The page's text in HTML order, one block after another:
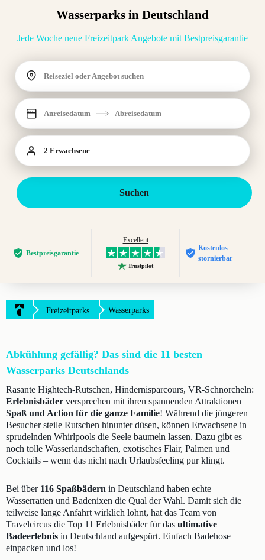
Wasserparks in Deutschland
Jede Woche neue Freizeitpark Angebote mit Bestpreisgarantie
Reiseziel oder Angebot suchen
Anreisedatum Abreisedatum
2 Erwachsene
Suchen
Bestpreis­garantie
Excellent
Trustpilot
Kostenlos
stornierbar
Freizeitparks Wasserparks
Abkühlung gefällig? Das sind die 11 besten
Wasserparks Deutschlands
Rasante Hightech-Rutschen, Hindernisparcours, VR-Schnorcheln:
Erlebnisbäder versprechen mit ihren spannenden Attraktionen
Spaß und Action für die ganze Familie! Während die jüngeren
Besucher steile Rutschen hinunter düsen, können Erwachsene in
sprudelnden Whirlpools die Seele baumeln lassen. Dazu gibt es
noch tolle Wasserlandschaften, exotisches Flair, Palmen und
Cocktails – wenn das nicht nach Urlaubsfeeling pur klingt.
Bei über 116 Spaßbädern in Deutschland haben echte
Wasserratten und Badenixen die Qual der Wahl. Damit sich die
teilweise lange Anfahrt wirklich lohnt, hat das Team von
Travelcircus die Top 11 Erlebnisbäder für das ultimative
Badeerlebnis in Deutschland aufgespürt. Einfach Badehose
einpacken und los!